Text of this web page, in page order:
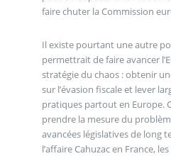
faire chuter la Commission
Il existe pourtant une autre
permettrait de faire avancer
stratégie du chaos : obtenir
sur l’évasion fiscale et lever
pratiques partout en Europe.
prendre la mesure du
avancées législatives de long
l’affaire Cahuzac en France,